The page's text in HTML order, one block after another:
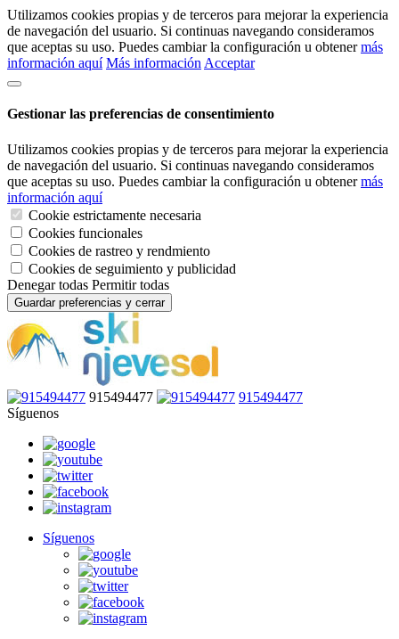
Utilizamos cookies propias y de terceros para mejorar la experiencia
de navegación del usuario. Si continuas navegando consideramos
que aceptas su uso. Puedes cambiar la configuración u obtenermás
información aquí Más información Acceptar
Gestionar las preferencias de consentimiento
Utilizamos cookies propias y de terceros para mejorar la experiencia
de navegación del usuario. Si continuas navegando consideramos
que aceptas su uso. Puedes cambiar la configuración u obtenermás
información aquí
Cookie estrictamente necesaria
Cookies funcionales
Cookies de rastreo y rendmiento
Cookies de seguimiento y publicidad
Denegar todas Permitir todas
Guardar preferencias y cerrar
915494477
915494477
Síguenos
Síguenos